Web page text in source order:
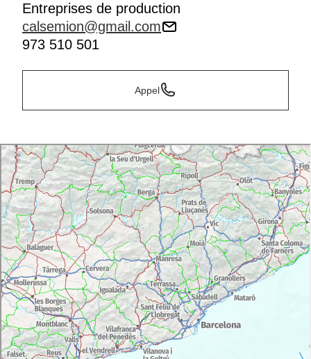
Entreprises de production
calsemion@gmail.com
973 510 501
Appel